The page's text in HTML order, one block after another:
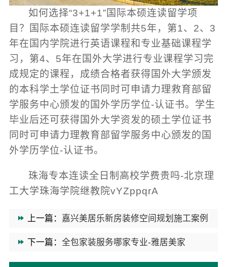
如何选择“3+1+1”国际本硕连读留学项
目？国际本硕连读留学学制共5年，第1、2、3
年在国内学院进行英语课程和专业基础课程学
习，第4、5年在国外大学进行专业课程学习完
成规定的课程，成绩合格者获得国外大学颁发
的本科学土学位证书同时可申请力理救育部留
学服务中心颁发的国外学历学位-认证书。学生
毕业后还可获得国外大学资发的硕土学位证书
同时可申请力理教育部留学服务中心颁发的国
外学历学位-认证书。
珠海专本连读全日制高校学费贵吗-北京理
工大学珠海学院继教院vYZppqrA
上一篇： 嘉兴美居乐新房装修空间规划施工案例
下一篇： 全包家装服务哪家专业-雅居美家